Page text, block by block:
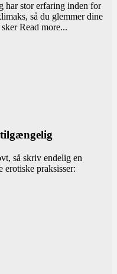
har stor erfaring inden for
så du glemmer dine
Read more...
så skriv endelig en
erotiske praksisser: